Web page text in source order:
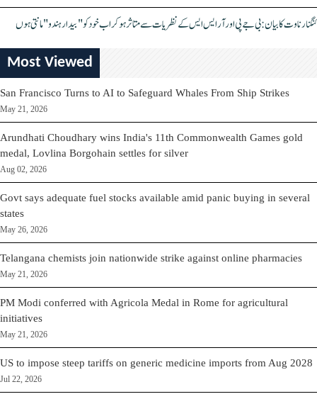
کنگنا رناوت کا بیان: بی جے پی اور آر ایس ایس کے نظریات سے متاثر ہو کر اب خود کو "بیدار ہندو" مانتی ہوں
Most Viewed
San Francisco Turns to AI to Safeguard Whales From Ship Strikes
May 21, 2026
Arundhati Choudhary wins India's 11th Commonwealth Games gold
medal, Lovlina Borgohain settles for silver
Aug 02, 2026
Govt says adequate fuel stocks available amid panic buying in several
states
May 26, 2026
Telangana chemists join nationwide strike against online pharmacies
May 21, 2026
PM Modi conferred with Agricola Medal in Rome for agricultural
initiatives
May 21, 2026
US to impose steep tariffs on generic medicine imports from Aug 2028
Jul 22, 2026